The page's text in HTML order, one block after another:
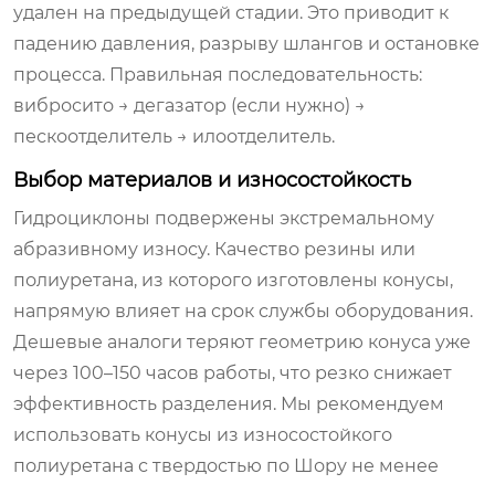
удален на предыдущей стадии. Это приводит к
падению давления, разрыву шлангов и остановке
процесса. Правильная последовательность:
вибросито → дегазатор (если нужно) →
пескоотделитель → илоотделитель.
Выбор материалов и износостойкость
Гидроциклоны подвержены экстремальному
абразивному износу. Качество резины или
полиуретана, из которого изготовлены конусы,
напрямую влияет на срок службы оборудования.
Дешевые аналоги теряют геометрию конуса уже
через 100–150 часов работы, что резко снижает
эффективность разделения. Мы рекомендуем
использовать конусы из износостойкого
полиуретана с твердостью по Шору не менее